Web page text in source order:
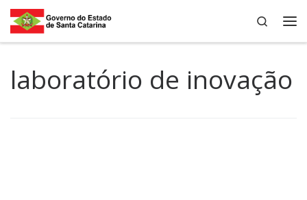
Skip to content
Search
laboratório de inovação